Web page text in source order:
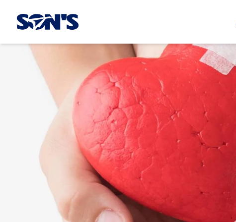
Laboratorios Química Son's